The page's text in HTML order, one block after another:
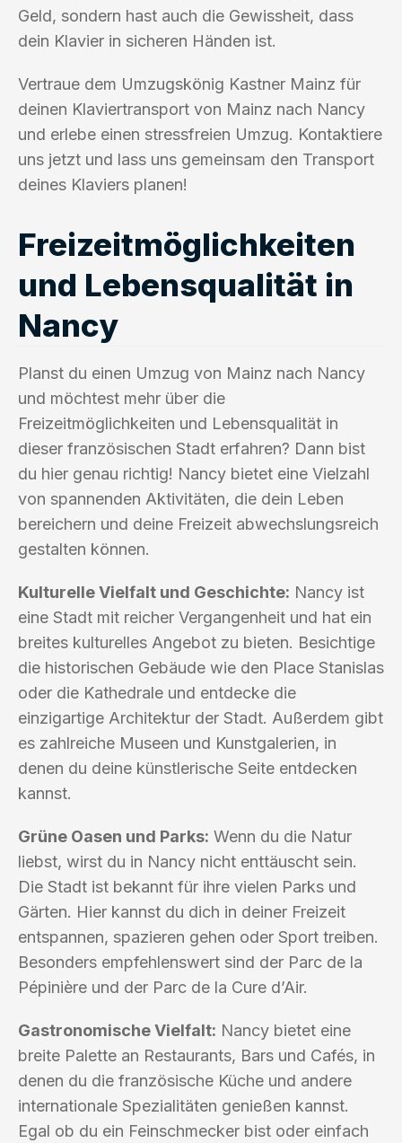
Geld, sondern hast auch die Gewissheit, dass
dein Klavier in sicheren Händen ist.
Vertraue dem Umzugskönig Kastner Mainz für
deinen Klaviertransport von Mainz nach Nancy
und erlebe einen stressfreien Umzug. Kontaktiere
uns jetzt und lass uns gemeinsam den Transport
deines Klaviers planen!
Freizeitmöglichkeiten
und Lebensqualität in
Nancy
Planst du einen Umzug von Mainz nach Nancy
und möchtest mehr über die
Freizeitmöglichkeiten und Lebensqualität in
dieser französischen Stadt erfahren? Dann bist
du hier genau richtig! Nancy bietet eine Vielzahl
von spannenden Aktivitäten, die dein Leben
bereichern und deine Freizeit abwechslungsreich
gestalten können.
Kulturelle Vielfalt und Geschichte: Nancy ist
eine Stadt mit reicher Vergangenheit und hat ein
breites kulturelles Angebot zu bieten. Besichtige
die historischen Gebäude wie den Place Stanislas
oder die Kathedrale und entdecke die
einzigartige Architektur der Stadt. Außerdem gibt
es zahlreiche Museen und Kunstgalerien, in
denen du deine künstlerische Seite entdecken
kannst.
Grüne Oasen und Parks: Wenn du die Natur
liebst, wirst du in Nancy nicht enttäuscht sein.
Die Stadt ist bekannt für ihre vielen Parks und
Gärten. Hier kannst du dich in deiner Freizeit
entspannen, spazieren gehen oder Sport treiben.
Besonders empfehlenswert sind der Parc de la
Pépinière und der Parc de la Cure d’Air.
Gastronomische Vielfalt: Nancy bietet eine
breite Palette an Restaurants, Bars und Cafés, in
denen du die französische Küche und andere
internationale Spezialitäten genießen kannst.
Egal ob du ein Feinschmecker bist oder einfach